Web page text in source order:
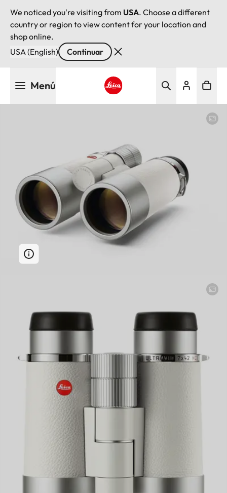
We noticed you're visiting from USA. Choose a different
country or region to view content for your location and
shop online.
USA (English)
Continuar
Menú